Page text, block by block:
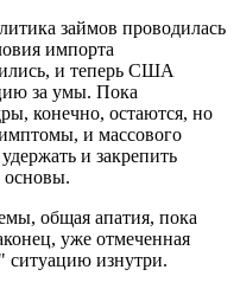
займов проводилась
импорта
и теперь США
за умы. Пока
конечно, остаются, но
и массового
и закрепить
основы.
общая апатия, пока
уже отмеченная
ситуацию изнутри.